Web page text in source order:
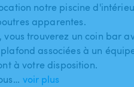
notre piscine
apparentes.
vous trouverez un coin bar
associées à un
à votre disposition.
voir plus